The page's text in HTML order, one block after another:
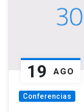
19 AGO
Conferencias